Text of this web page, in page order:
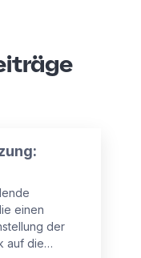
einen
der
auf die